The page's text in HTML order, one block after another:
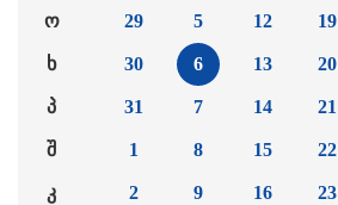
ო
ხ
პ
შ
კ
29
30
31
1
2
5
6
7
8
9
12
13
14
15
16
19
20
21
22
23